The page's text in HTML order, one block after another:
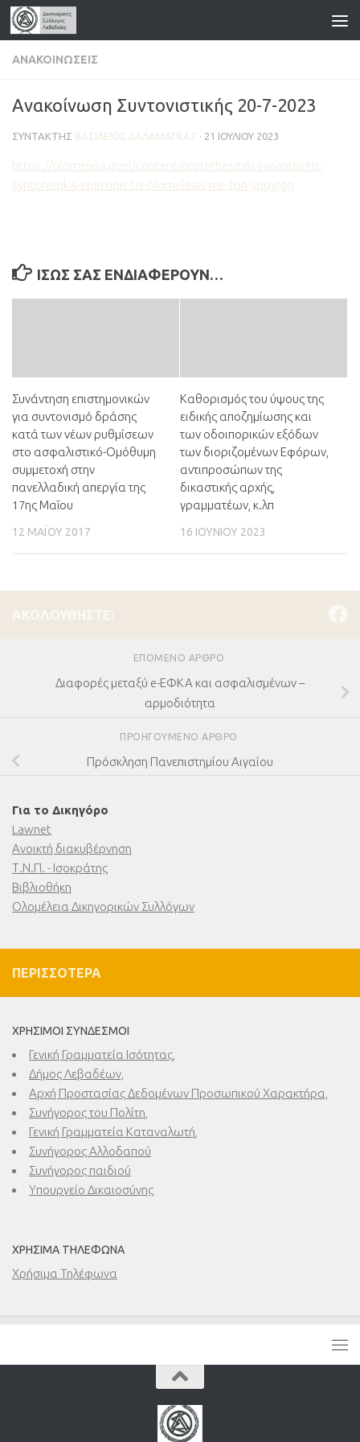
Skip to content
ΑΝΑΚΟΙΝΏΣΕΙΣ
Ανακοίνωση Συντονιστικής 20-7-2023
ΣΥΝΤΆΚΤΗΣ ΒΑΣΊΛΕΙΟΣ ΔΑΛΑΜΆΓΚΑΣ · 21 ΙΟΥΛΊΟΥ 2023
https://olomeleia.gr/el/content/proti-thesmiki-synantisi-tis-
syntonistikis-epitropis-tis-olomeleias-me-ton-ypoyrgo
ΊΣΩΣ ΣΑΣ ΕΝΔΙΑΦΈΡΟΥΝ…
Συνάντηση επιστημονικών
για συντονισμό δράσης
κατά των νέων ρυθμίσεων
στο ασφαλιστικό-Ομόθυμη
συμμετοχή στην
πανελλαδική απεργία της
17ης Μαΐου
12 ΜΑΪ́ΟΥ 2017
Καθορισμός του ύψους της
ειδικής αποζημίωσης και
των οδοιπορικών εξόδων
των διοριζομένων Εφόρων,
αντιπροσώπων της
δικαστικής αρχής,
γραμματέων, κ.λπ
16 ΙΟΥΝΊΟΥ 2023
ΑΚΟΛΟΥΘΉΣΤΕ:
ΕΠΌΜΕΝΟ ΆΡΘΡΟ
Διαφορές μεταξύ e-ΕΦΚΑ και ασφαλισμένων –
αρμοδιότητα
ΠΡΟΗΓΟΎΜΕΝΟ ΆΡΘΡΟ
Πρόσκληση Πανεπιστημίου Αιγαίου
Για το Δικηγόρο
Lawnet
Ανοικτή διακυβέρνηση
Τ.Ν.Π. - Ισοκράτης
Βιβλιοθήκη
Ολομέλεια Δικηγορικών Συλλόγων
ΠΕΡΙΣΣΌΤΕΡΑ
ΧΡΉΣΙΜΟΙ ΣΎΝΔΕΣΜΟΙ
Γενική Γραμματεία Ισότητας,
Δήμος Λεβαδέων,
Αρχή Προστασίας Δεδομένων Προσωπικού Χαρακτήρα,
Συνήγορος του Πολίτη,
Γενική Γραμματεία Καταναλωτή,
Συνήγορος Αλλοδαπού
Συνήγορος παιδιού
Υπουργείο Δικαιοσύνης
ΧΡΉΣΙΜΑ ΤΗΛΈΦΩΝΑ
Χρήσιμα Τηλέφωνα